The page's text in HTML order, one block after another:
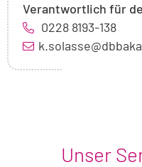
Verantwortlich für
0228 8193-138
Unser